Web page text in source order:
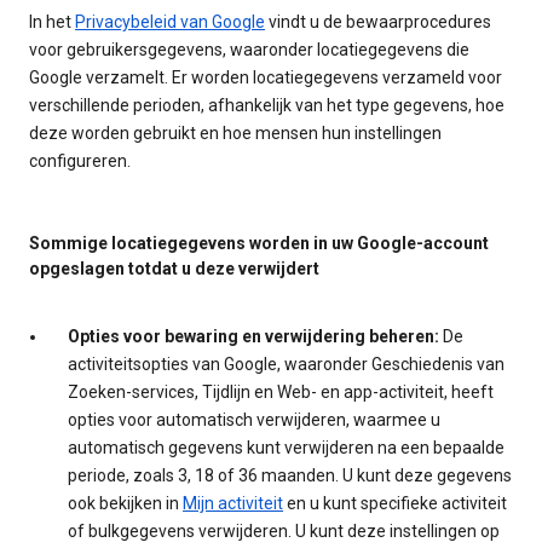
In het Privacybeleid van Google vindt u de bewaarprocedures
voor gebruikersgegevens, waaronder locatiegegevens die
Google verzamelt. Er worden locatiegegevens verzameld voor
verschillende perioden, afhankelijk van het type gegevens, hoe
deze worden gebruikt en hoe mensen hun instellingen
configureren.
Sommige locatiegegevens worden in uw Google-account
opgeslagen totdat u deze verwijdert
Opties voor bewaring en verwijdering beheren: De
activiteitsopties van Google, waaronder Geschiedenis van
Zoeken-services, Tijdlijn en Web- en app-activiteit, heeft
opties voor automatisch verwijderen, waarmee u
automatisch gegevens kunt verwijderen na een bepaalde
periode, zoals 3, 18 of 36 maanden. U kunt deze gegevens
ook bekijken in Mijn activiteiten u kunt specifieke activiteit
of bulkgegevens verwijderen. U kunt deze instellingen op